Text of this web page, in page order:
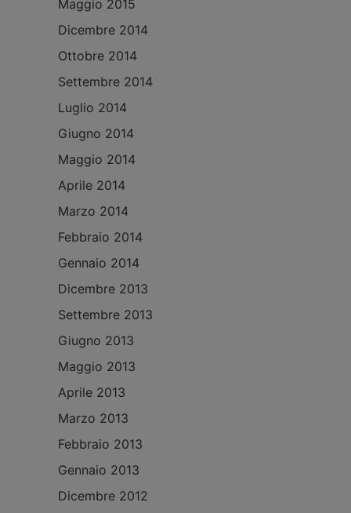
Maggio 2015
Dicembre 2014
Ottobre 2014
Settembre 2014
Luglio 2014
Giugno 2014
Maggio 2014
Aprile 2014
Marzo 2014
Febbraio 2014
Gennaio 2014
Dicembre 2013
Settembre 2013
Giugno 2013
Maggio 2013
Aprile 2013
Marzo 2013
Febbraio 2013
Gennaio 2013
Dicembre 2012